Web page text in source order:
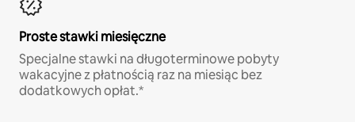
Proste stawki miesięczne
Specjalne stawki na długoterminowe pobyty
wakacyjne z płatnością raz na miesiąc bez
dodatkowych opłat.*